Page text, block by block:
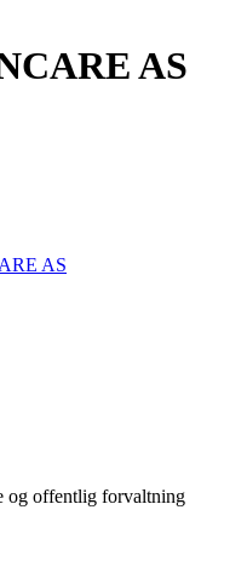
AS
AS
og offentlig forvaltning